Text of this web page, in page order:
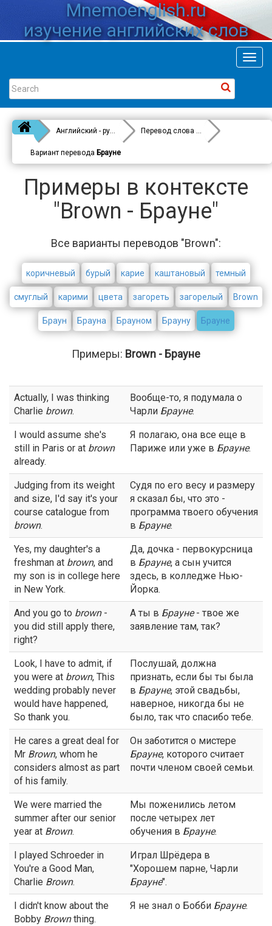
Mnemoenglish.ru
изучение английских слов
Английский - русский Перевод слова
Brown
Вариант перевода Брауне
Примеры в контексте
"Brown - Брауне"
Все варианты переводов "Brown":
коричневый бурый карие каштановый темный
смуглый карими цвета загореть загорелый Brown
Браун Брауна Брауном Брауну Брауне
Примеры: Brown - Брауне
Actually, I was thinking
Charlie brown.
Вообще-то, я подумала о
Чарли Брауне.
I would assume she's
still in Paris or at brown
already.
Я полагаю, она все еще в
Париже или уже в Брауне.
Judging from its weight
and size, I'd say it's your
course catalogue from
brown.
Судя по его весу и размеру
я сказал бы, что это -
программа твоего обучения
в Брауне.
Yes, my daughter's a
freshman at brown, and
my son is in college here
in New York.
Да, дочка - первокурсница
в Брауне, а сын учится
здесь, в колледже Нью-
Йорка.
And you go to brown-
you did still apply there,
right?
А ты в Брауне- твое же
заявление там, так?
Look, I have to admit, if
you were at brown, This
wedding probably never
would have happened,
So thank you.
Послушай, должна
признать, если бы ты была
в Брауне, этой свадьбы,
наверное, никогда бы не
было, так что спасибо тебе.
He cares a great deal for
Mr Brown, whom he
considers almost as part
of his family.
Он заботится о мистере
Брауне, которого считает
почти членом своей семьи.
We were married the
summer after our senior
year at Brown.
Мы поженились летом
после четырех лет
обучения в Брауне.
I played Schroeder in
You're a Good Man,
Charlie Brown.
Играл Шрёдера в
"Хорошем парне, Чарли
Брауне".
I didn't know about the
Bobby Brownthing.
Я не знал о Бобби Брауне.